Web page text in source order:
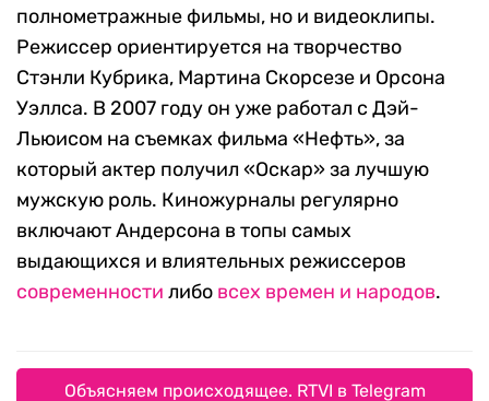
полнометражные фильмы, но и видеоклипы.
Режиссер ориентируется на творчество
Стэнли Кубрика, Мартина Скорсезе и Орсона
Уэллса. В 2007 году он уже работал с Дэй-
Льюисом на съемках фильма «Нефть», за
который актер получил «Оскар» за лучшую
мужскую роль. Киножурналы регулярно
включают Андерсона в топы самых
выдающихся и влиятельных режиссеров
современности либо всех времен и народов.
Объясняем происходящее. RTVI в Telegram